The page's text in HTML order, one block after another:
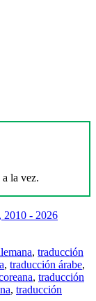
la vez.
- 2026
, traducción
, traducción árabe,
, traducción
, traducción